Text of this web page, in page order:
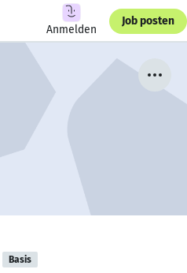
Anmelden
Job posten
Basis